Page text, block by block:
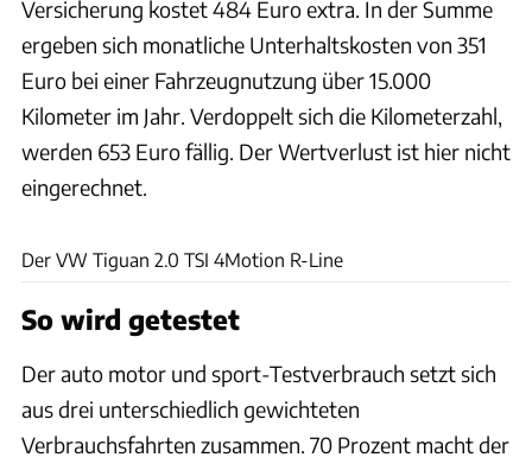
Versicherung kostet 484 Euro extra. In der Summe
ergeben sich monatliche Unterhaltskosten von 351
Euro bei einer Fahrzeugnutzung über 15.000
Kilometer im Jahr. Verdoppelt sich die Kilometerzahl,
werden 653 Euro fällig. Der Wertverlust ist hier nicht
eingerechnet.
Der VW Tiguan 2.0 TSI 4Motion R-Line
So wird getestet
Der auto motor und sport-Testverbrauch setzt sich
aus drei unterschiedlich gewichteten
Verbrauchsfahrten zusammen. 70 Prozent macht der